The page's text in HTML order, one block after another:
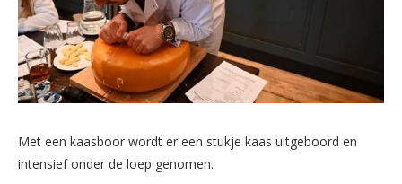
Met een kaasboor wordt er een stukje kaas uitgeboord en
intensief onder de loep genomen.